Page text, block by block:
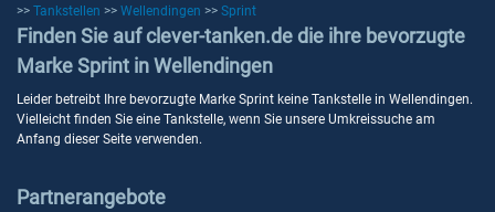
>> Tankstellen >> Wellendingen >> Sprint
Finden Sie auf clever-tanken.de die ihre bevorzugte
Marke Sprint in Wellendingen
Leider betreibt Ihre bevorzugte Marke Sprint keine Tankstelle in Wellendingen.
Vielleicht finden Sie eine Tankstelle, wenn Sie unsere Umkreissuche am
Anfang dieser Seite verwenden.
Partnerangebote